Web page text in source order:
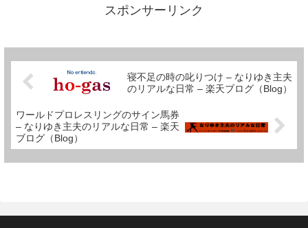
ョンなどを楽しんで来ました。今
日は怒ることもなく、平和に過スポンサーリンク
寝不足の時の叱りつけ – なりゆき主夫
のリアルな日常 – 楽天ブログ（Blog）
ワールドプロレスリングのサイン馬券
– なりゆき主夫のリアルな日常 – 楽天
ブログ（Blog）